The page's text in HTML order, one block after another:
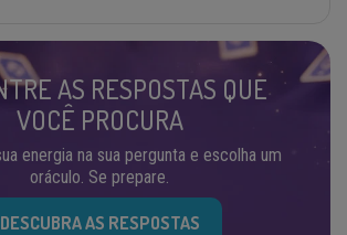
AS RESPOSTAS QUE
VOCÊ PROCURA
energia na sua pergunta e escolha um
oráculo. Se prepare.
DESCUBRA AS RESPOSTAS